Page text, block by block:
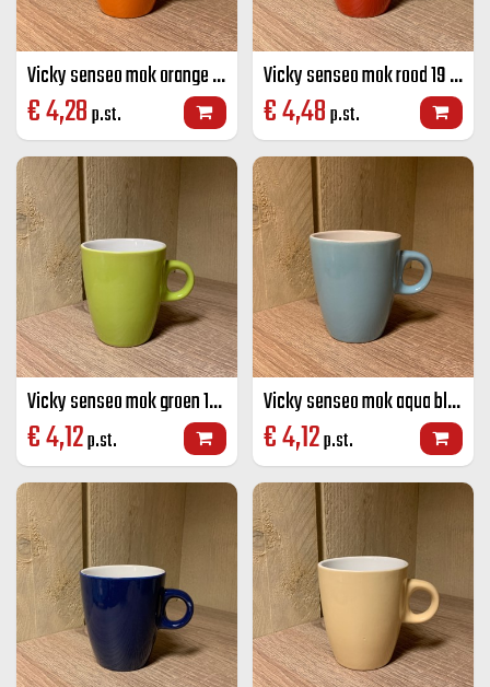
Vicky senseo mok orange 19 CL
€4,28p.st.
Vicky senseo mok rood 19 CL
€4,48p.st.
Vicky senseo mok groen 19 CL
€4,12p.st.
Vicky senseo mok aqua blauw 19 CL
€4,12p.st.